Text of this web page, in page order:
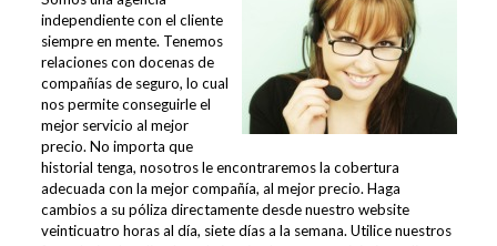
independiente con el cliente
siempre en mente. Tenemos
relaciones con docenas de
compañías de seguro, lo cual
nos permite conseguirle el
mejor servicio al mejor
precio. No importa que
historial tenga, nosotros le encontraremos la cobertura
adecuada con la mejor compañía, al mejor precio. Haga
cambios a su póliza directamente desde nuestro website
veinticuatro horas al día, siete días a la semana. Utilice nuestros